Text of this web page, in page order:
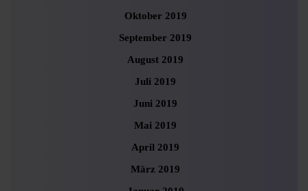
Oktober 2019
September 2019
August 2019
Juli 2019
Juni 2019
Mai 2019
April 2019
März 2019